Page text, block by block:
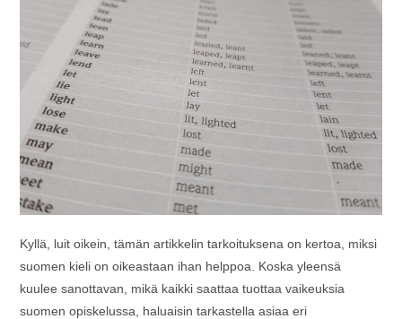
Kyllä, luit oikein, tämän artikkelin tarkoituksena on kertoa, miksi
suomen kieli on oikeastaan ihan helppoa. Koska yleensä
kuulee sanottavan, mikä kaikki saattaa tuottaa vaikeuksia
suomen opiskelussa, haluaisin tarkastella asiaa eri